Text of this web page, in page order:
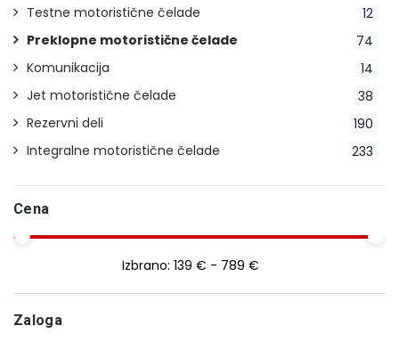
12
Testne motoristične čelade
74
Preklopne motoristične čelade
14
Komunikacija
38
Jet motoristične čelade
190
Rezervni deli
233
Integralne motoristične čelade
Cena
Izbrano: 139 € - 789 €
Zaloga